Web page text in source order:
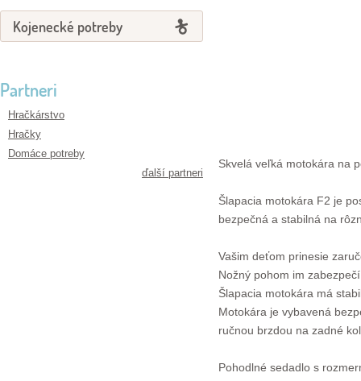
Kojenecké potreby
Partneri
Hračkárstvo
Hračky
Domáce potreby
ďalší partneri
Skvelá veľká motokára na
Šlapacia motokára F2 je
bezpečná a stabilná na
Vašim deťom prinesie
Nožný pohom im
Šlapacia motokára má
Motokára je vybavená
ručnou brzdou na zadné
Pohodlné sedadlo s